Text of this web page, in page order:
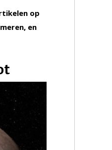
op
en